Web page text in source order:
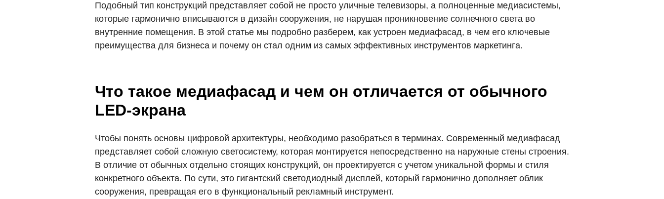
Подобный тип конструкций представляет собой не просто уличные телевизоры, а полноценные медиасистемы,
которые гармонично вписываются в дизайн сооружения, не нарушая проникновение солнечного света во
внутренние помещения. В этой статье мы подробно разберем, как устроен медиафасад, в чем его ключевые
преимущества для бизнеса и почему он стал одним из самых эффективных инструментов маркетинга.
Что такое медиафасад и чем он отличается от обычного
LED-экрана
Чтобы понять основы цифровой архитектуры, необходимо разобраться в терминах. Современный медиафасад
представляет собой сложную светосистему, которая монтируется непосредственно на наружные стены строения.
В отличие от обычных отдельно стоящих конструкций, он проектируется с учетом уникальной формы и стиля
конкретного объекта. По сути, это гигантский светодиодный дисплей, который гармонично дополняет облик
сооружения, превращая его в функциональный рекламный инструмент.